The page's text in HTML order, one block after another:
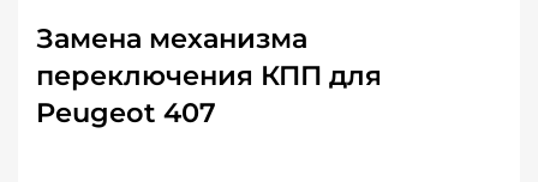
Замена механизма
переключения КПП для
Peugeot 407